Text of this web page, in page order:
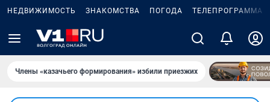
НЕДВИЖИМОСТЬ ЗНАКОМСТВА ПОГОДА ТЕЛЕПРОГРАММА
Члены «казачьего формирования» избили приезжих